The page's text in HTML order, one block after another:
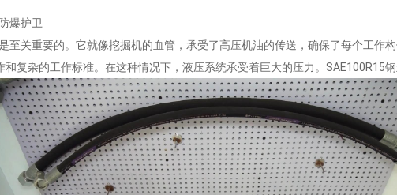
爆护卫
至关重要的。它就像挖掘机的血管，承受了高压机油的传送，确保了每个工作构
复杂的工作标准。在这种情况下，液压系统承受着巨大的压力。SAE100R15